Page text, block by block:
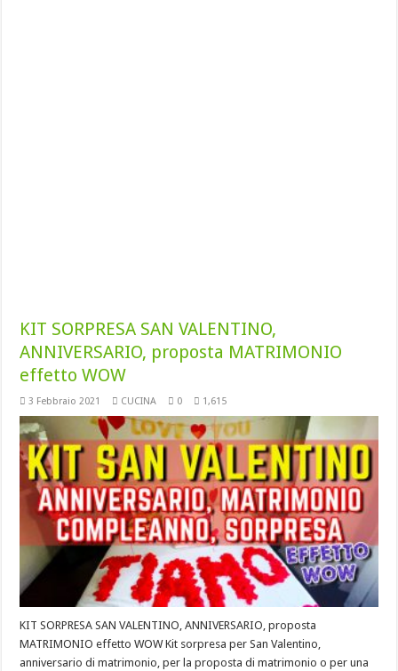
KIT SORPRESA SAN VALENTINO,
ANNIVERSARIO, proposta MATRIMONIO
effetto WOW
3 Febbraio 2021 CUCINA 0 1,615
KIT SORPRESA SAN VALENTINO, ANNIVERSARIO, proposta
MATRIMONIO effetto WOW Kit sorpresa per San Valentino,
anniversario di matrimonio, per la proposta di matrimonio o per una